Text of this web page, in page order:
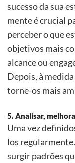
sucesso da sua
menteécrucial
perceber o que
objetivos mais
alcance ou
Depois, à
torne-os mais
5. Analisar,
Uma vez
los
surgir padrões